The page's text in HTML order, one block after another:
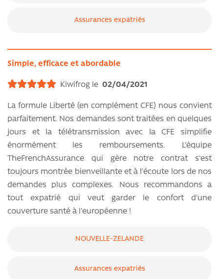
Assurances expatriés
Simple, efficace et abordable
Kiwifrog le 02/04/2021
La formule Liberté (en complément CFE) nous convient
parfaitement. Nos demandes sont traitées en quelques
jours et la télétransmission avec la CFE simplifie
énormément les remboursements. L'équipe
TheFrenchAssurance qui gère notre contrat s'est
toujours montrée bienveillante et à l'écoute lors de nos
demandes plus complexes. Nous recommandons a
tout expatrié qui veut garder le confort d'une
couverture santé à l'européenne !
NOUVELLE-ZELANDE
Assurances expatriés